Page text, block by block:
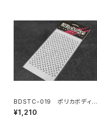
BDSTC-019 ポリカボディ塗
装用ステンシル 【Diamond P
late】
¥1,210